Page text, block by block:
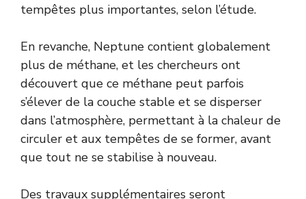
tempêtes plus importantes, selon l’étude.
En revanche, Neptune contient globalement
plus de méthane, et les chercheurs ont
découvert que ce méthane peut parfois
s’élever de la couche stable et se disperser
dans l’atmosphère, permettant à la chaleur de
circuler et aux tempêtes de se former, avant
que tout ne se stabilise à nouveau.
Des travaux supplémentaires seront